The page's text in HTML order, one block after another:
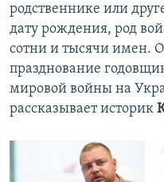
родственнике или
дату рождения, род
сотни и тысячи имен.
празднование
мировой войны на
рассказывает историк